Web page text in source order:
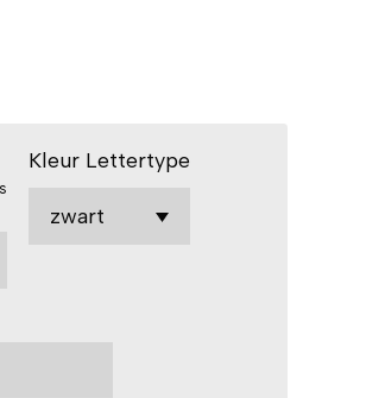
Kleur Lettertype